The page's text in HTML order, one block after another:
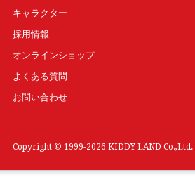
キャラクター
採用情報
オンラインショップ
よくある質問
お問い合わせ
Copyright © 1999-2026 KIDDY LAND Co.,Ltd.